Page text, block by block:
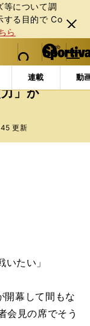
等について調
する⽬的で Co
ら
閉じ
る
web Sportiva (webスポルティーバ)
検索
マイペ
ー
ジ
メニュ
連載 動
女子バレー古賀紗理
」が
更新
たい」
幕して間もな
会見の席でそう